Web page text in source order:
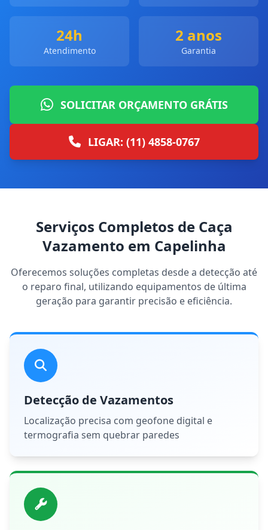
24h
Atendimento
2 anos
Garantia
SOLICITAR ORÇAMENTO GRÁTIS
LIGAR: (11) 4858-0767
Serviços Completos de Caça
Vazamento em Capelinha
Oferecemos soluções completas desde a detecção até
o reparo final, utilizando equipamentos de última
geração para garantir precisão e eficiência.
Detecção de Vazamentos
Localização precisa com geofone digital e
termografia sem quebrar paredes